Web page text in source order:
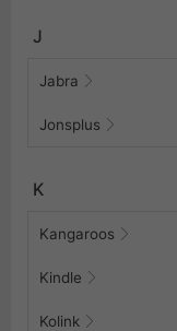
J
Jabra
Jonsplus
K
Kangaroos
Kindle
Kolink